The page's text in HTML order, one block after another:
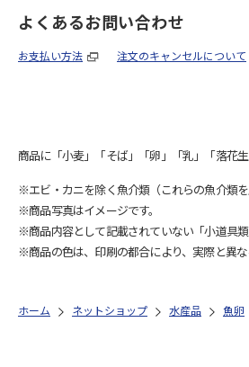
よくあるお問い合わせ
お支払い方法 注文のキャンセルについて
商品に「小麦」「そば」「卵」「乳」「落花
※エビ・カニを除く魚介類（これらの魚介類
※商品写真はイメージです。
※商品内容として記載されていない「小道具
※商品の色は、印刷の都合により、実際と異な
ホーム ネットショップ 水産品 魚卵